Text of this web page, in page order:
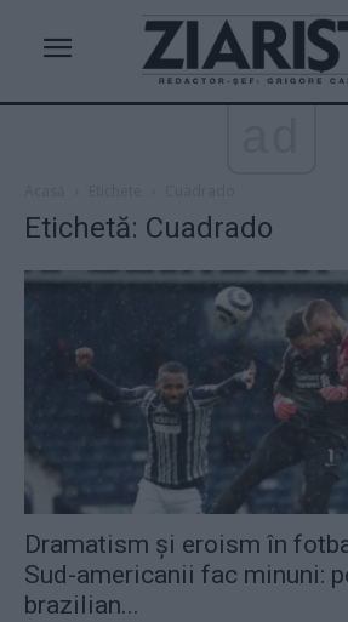
Etichetă: Cuadrado
Dramatism și eroism în
Sud-americanii fac minuni:
brazilian...